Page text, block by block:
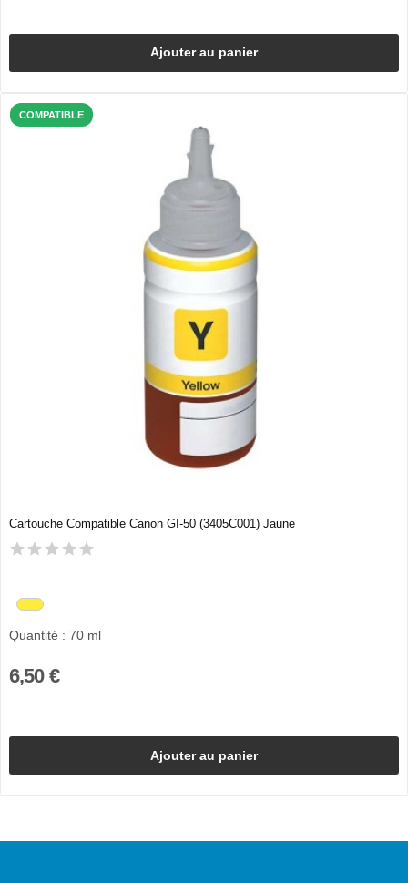
Ajouter au panier
COMPATIBLE
Cartouche Compatible Canon GI-50 (3405C001) Jaune
Quantité : 70 ml
6,50 €
Ajouter au panier